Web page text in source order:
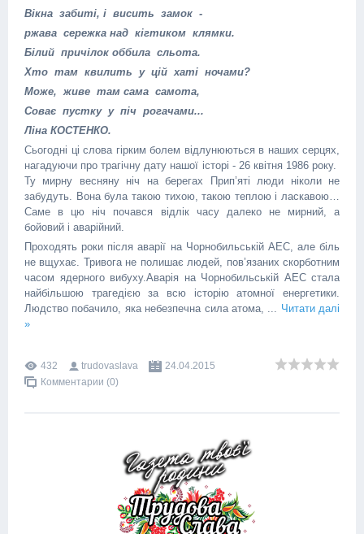
Вікна забиті, і висить замок -
ржава сережка над кігтиком клямки.
Білий причілок оббила сльота.
Хто там квилить у цій хаті ночами?
Може, живе там сама самота,
Соває пустку у піч рогачами...
Ліна КОСТЕНКО.
Сьогодні ці слова гірким болем відлунюються в наших серцях,
нагадуючи про трагічну дату нашої історі - 26 квітня 1986 року.
Ту мирну весняну ніч на берегах Прип’яті люди ніколи не
забудуть. Вона була такою тихою, такою теплою і ласкавою…
Саме в цю ніч почався відлік часу далеко не мирний, а
бойовий і аварійний.
Проходять роки після аварії на Чорнобильській АЕС, але біль
не вщухає. Тривога не полишає людей, пов’язаних скорботним
часом ядерного вибуху.Аварія на Чорнобильській АЕС стала
найбільшою трагедією за всю історію атомної енергетики.
Людство побачило, яка небезпечна сила атома,
Читати далі
»
432 trudovaslava
24.04.2015
Комментарии (0)